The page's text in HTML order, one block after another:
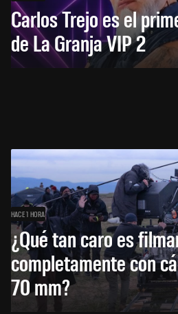
Carlos Trejo es el
de La Granja VIP 2
HACE 1 HORA
¿Qué tan caro es
completamente con
70 mm?